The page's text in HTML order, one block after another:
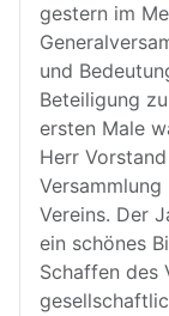
gestern im
und
Beteiligung
ersten Male
Herr
Vereins. Der
ein schönes
Schaffen des